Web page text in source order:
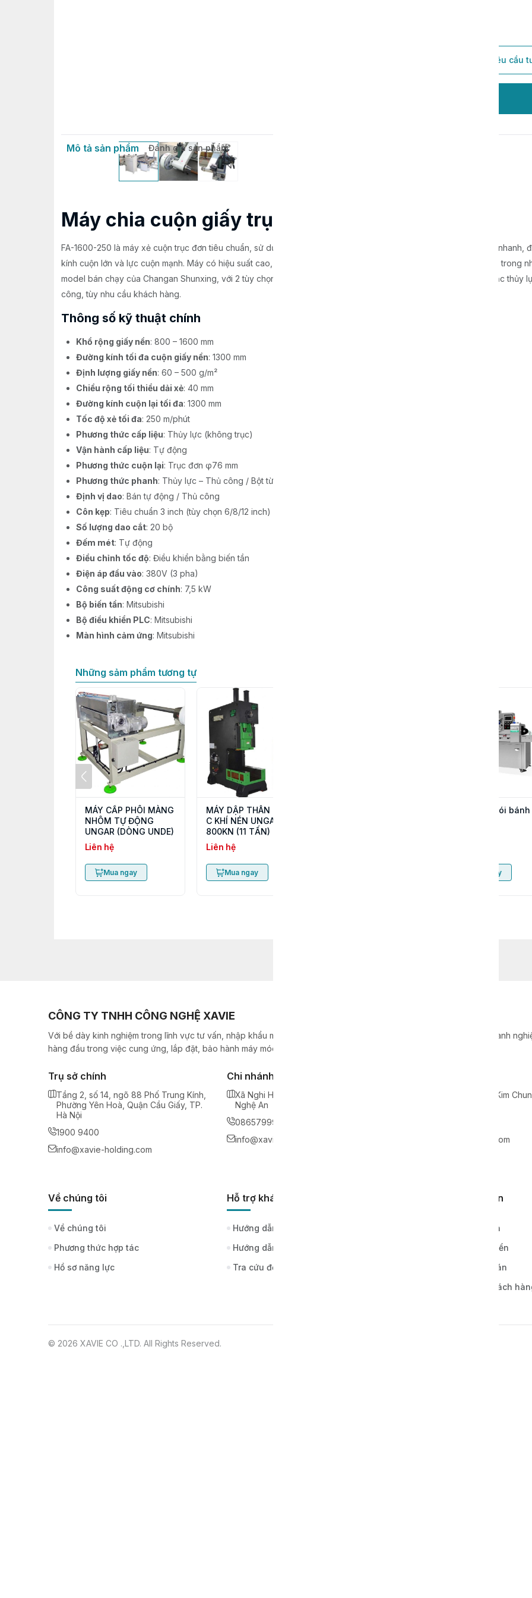
Gửi yêu cầu
Mô tả sản phẩm Đánh giá sản phẩm
Máy chia cuộn giấy trục đơn CNC 1600-250
FA-1600-250 là máy xẻ cuộn trục đơn tiêu chuẩn, sử dụng cơ chế cuộn trục đơn, tâm trọng lực thấp, tốc độ cuộn nhanh,
kính cuộn lớn và lực cuộn mạnh. Máy có hiệu suất cao, vận hành ổn định, cuộn giấy êm và độ ồn thấp. Đây là một trong
model bán chạy của Changan Shunxing, với 2 tùy chọn hệ thống phanh: bột từ – điều khiển lực căng tự động hoặc thủy
công, tùy nhu cầu khách hàng.
Thông số kỹ thuật chính
Khổ rộng giấy nền: 800 – 1600 mm
Đường kính tối đa cuộn giấy nền: 1300 mm
Định lượng giấy nền: 60 – 500 g/m²
Chiều rộng tối thiểu dải xẻ: 40 mm
Đường kính cuộn lại tối đa: 1300 mm
Tốc độ xẻ tối đa: 250 m/phút
Phương thức cấp liệu: Thủy lực (không trục)
Vận hành cấp liệu: Tự động
Phương thức cuộn lại: Trục đơn φ76 mm
Phương thức phanh: Thủy lực – Thủ công / Bột từ – Tự động hoàn toàn
Định vị dao: Bán tự động / Thủ công
Côn kẹp: Tiêu chuẩn 3 inch (tùy chọn 6/8/12 inch)
Số lượng dao cắt: 20 bộ
Đếm mét: Tự động
Điều chỉnh tốc độ: Điều khiển bằng biến tần
Điện áp đầu vào: 380V (3 pha)
Công suất động cơ chính: 7,5 kW
Bộ biến tần: Mitsubishi
Bộ điều khiển PLC: Mitsubishi
Màn hình cảm ứng: Mitsubishi
Những sảm phẩm tương tự
MÁY CẤP PHÔI MÀNG
NHÔM TỰ ĐỘNG
UNGAR (DÒNG UNDE)
Liên hệ
Mua ngay
MÁY DẬP THÂN CHỮ
C KHÍ NÉN UNGAR
800KN (11 TẤN)
Liên hệ
Mua ngay
Máy đóng gói bánh
Mua ngay
CÔNG TY TNHH CÔNG NGHỆ XAVIE
Với bề dày kinh nghiệm trong lĩnh vực tư vấn, nhập khẩu máy móc, dây chuyền, thiết bị sản xuất cho hàng nghìn doanh
hàng đầu trong việc cung ứng, lắp đặt, bảo hành máy móc hàng đầu tại Việt Nam.
Trụ sở chính
Tầng 2, số 14, ngõ 88 Phố Trung Kính,
Phường Yên Hoà, Quận Cầu Giấy, TP.
Hà Nội
1900 9400
info@xavie-holding.com
Chi nhánh Nghệ An
Xã Nghi Hoa, Huyện Nghi Lộc, Tỉnh
Nghệ An
0865799938
info@xavie-holding.com
Lô 2, KCN Lai Xá, Xã Kim
info@xavie-holding.com
Về chúng tôi
Về chúng tôi
Phương thức hợp tác
Hồ sơ năng lực
Hỗ trợ khách hàng
Hướng dẫn đặt hàng
Hướng dẫn thanh toán
Tra cứu đơn hàng
Quy định, điều khoản
Chính sách bảo hành
Chính sách vận chuyển
Chính sách thanh toán
Bảo mật thông tin khách
© 2026 XAVIE CO .,LTD. All Rights Reserved.